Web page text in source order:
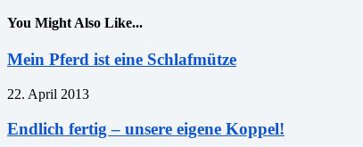
You Might Also Like...
Mein Pferd ist eine Schlafmütze
22. April 2013
Endlich fertig – unsere eigene Koppel!